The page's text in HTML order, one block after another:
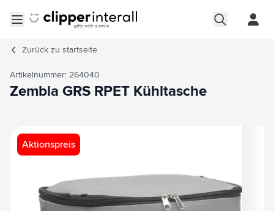
Zurück zu startseite
Aktionspreis
Hauptbild
Klicken Sie, um das Bild im Vollbildmodus zu sehen
Artikelnummer: 264040
Zembla GRS RPET Kühltasche